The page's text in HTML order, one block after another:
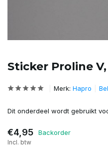
Sticker Proline V,
Merk: Hapro
Dit onderdeel wordt gebruikt
€4,95 Backorder
Incl. btw